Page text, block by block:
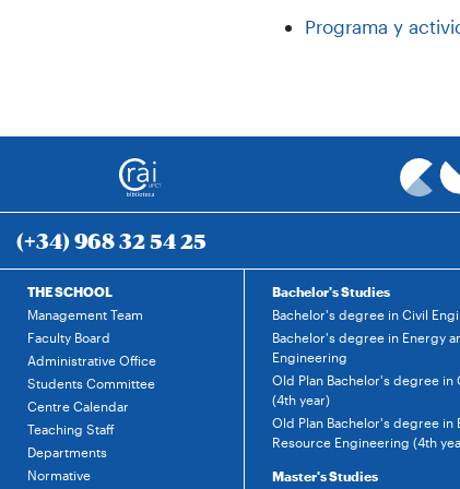
Programa y
(+34) 968 32 54 25
THE SCHOOL
Management Team
Faculty Board
Administrative Office
Students Committee
Centre Calendar
Teaching Staff
Departments
Normative
Bachelor's Studies
Bachelor's degree in Civil
Bachelor's degree in Energy
Engineering
Old Plan Bachelor's degree in
(4th year)
Old Plan Bachelor's degree in
Resource Engineering (4th
Master's Studies